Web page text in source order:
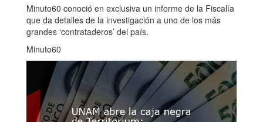
Minuto60 conoció en exclusiva un informe de la Fiscalía
que da detalles de la investigación a uno de los más
grandes ‘contrataderos’ del país.
Minuto60